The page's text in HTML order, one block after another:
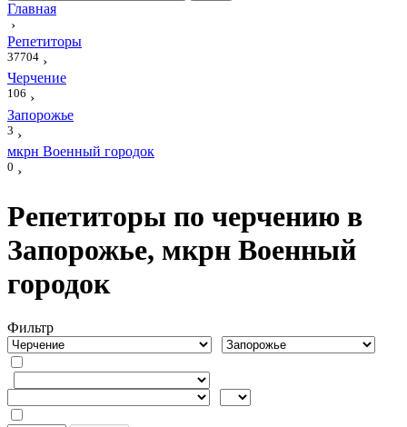
Главная
›
Репетиторы
37704 ›
Черчение
106 ›
Запорожье
3 ›
мкрн Военный городок
0 ›
Репетиторы по черчению в
Запорожье, мкрн Военный
городок
Фильтр